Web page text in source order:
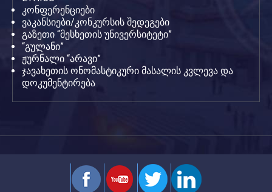
კონფერენციები
ვაკანსიები/კონკურსის შედეგები
გაზეთი “მესხეთის უნივერსიტეტი”
“გულანი”
ჟურნალი “არავი”
ჯავახეთის ონომასტიკური მასალის კვლევა და
დოკუმენტირება